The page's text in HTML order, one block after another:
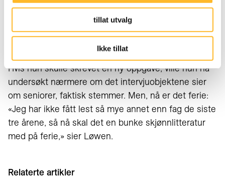
tillat utvalg
Ikke tillat
eller bare må søke på hva-som-helst,» sier Løwen.
Tid for bok
Hvis hun skulle skrevet en ny oppgave, ville hun ha
undersøkt nærmere om det intervjuobjektene sier
om seniorer, faktisk stemmer. Men, nå er det ferie:
«Jeg har ikke fått lest så mye annet enn fag de siste
tre årene, så nå skal det en bunke skjønnlitteratur
med på ferie,» sier Løwen.
Relaterte artikler